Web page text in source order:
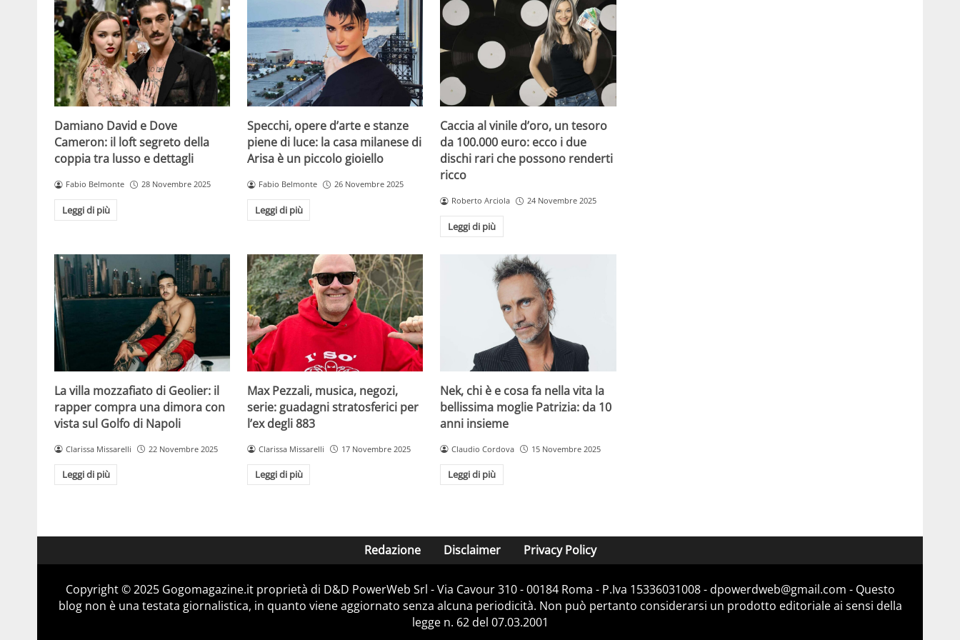
Damiano David e Dove
Cameron: il loft segreto della
coppia tra lusso e dettagli
Fabio Belmonte 28 Novembre 2025
Leggi di più
Specchi, opere d’arte e stanze
piene di luce: la casa milanese di
Arisa è un piccolo gioiello
Fabio Belmonte 26 Novembre 2025
Leggi di più
Caccia al vinile d’oro, un tesoro
da 100.000 euro: ecco i due
dischi rari che possono renderti
ricco
Roberto Arciola 24 Novembre 2025
Leggi di più
La villa mozzafiato di Geolier: il
rapper compra una dimora con
vista sul Golfo di Napoli
Clarissa Missarelli 22 Novembre 2025
Leggi di più
Max Pezzali, musica, negozi,
serie: guadagni stratosferici per
l’ex degli 883
Clarissa Missarelli 17 Novembre 2025
Leggi di più
Nek, chi è e cosa fa nella vita la
bellissima moglie Patrizia: da 10
anni insieme
Claudio Cordova 15 Novembre 2025
Leggi di più
Redazione Disclaimer Privacy Policy
Copyright © 2025 Gogomagazine.it proprietà di D&D PowerWeb Srl - Via Cavour 310 - 00184 Roma - P.Iva 15336031008 - dpowerdweb@gmail.com - Questo
blog non è una testata giornalistica, in quanto viene aggiornato senza alcuna periodicità. Non può pertanto considerarsi un prodotto editoriale ai sensi della
legge n. 62 del 07.03.2001